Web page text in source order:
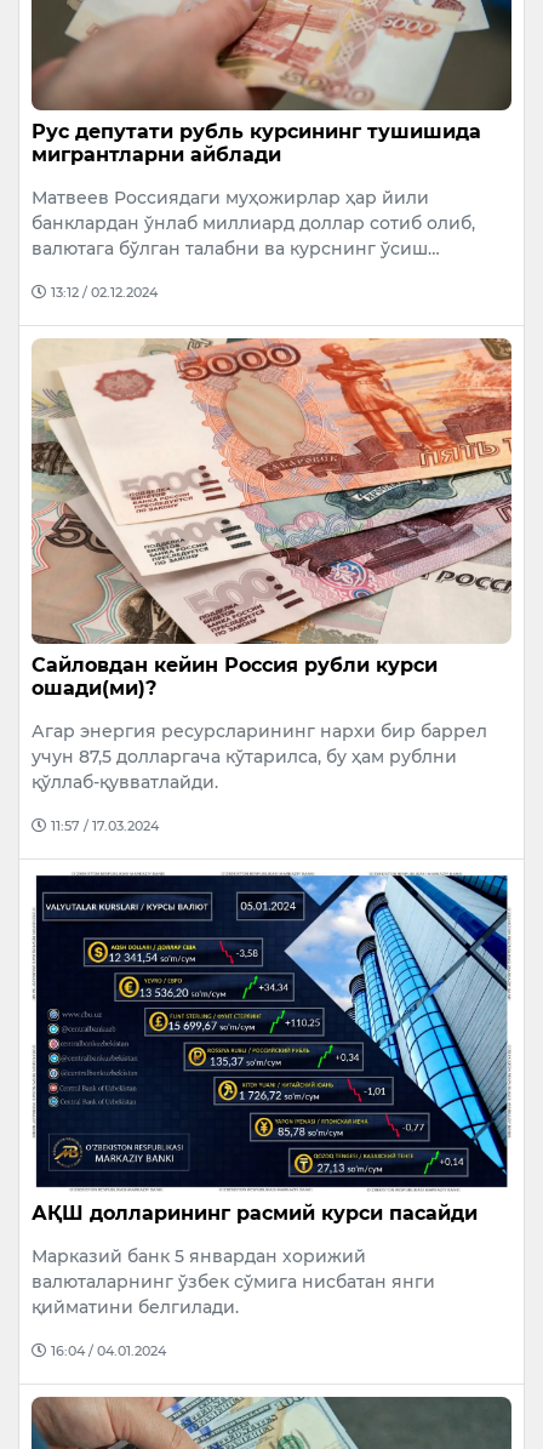
Рус депутати рубль курсининг тушишида
мигрантларни айблади
Матвеев Россиядаги муҳожирлар ҳар йили
банклардан ўнлаб миллиард доллар сотиб олиб,
валютага бўлган талабни ва курснинг ўсиш…
13:12 / 02.12.2024
Сайловдан кейин Россия рубли курси
ошади(ми)?
Агар энергия ресурсларининг нархи бир баррел
учун 87,5 долларгача кўтарилса, бу ҳам рублни
қўллаб-қувватлайди.
11:57 / 17.03.2024
АҚШ долларининг расмий курси пасайди
Марказий банк 5 январдан хорижий
валюталарнинг ўзбек сўмига нисбатан янги
қийматини белгилади.
16:04 / 04.01.2024